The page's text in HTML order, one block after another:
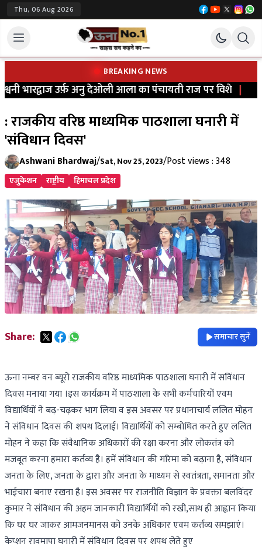
Thu, 06 Aug 2026
BREAKING NEWS
भारद्वाज उर्फ़ अनु देओली आला का पंचायती राज पर विशे |
: राजकीय वरिष्ठ माध्यमिक पाठशाला घनारी में
'संविधान दिवस'
Ashwani Bhardwaj/Sat, Nov 25, 2023/Post views : 348
एजुकेशन राष्ट्रीय हिमाचल प्रदेश
Share: समाचार सुनें
ऊना नम्बर वन ब्यूरो राजकीय वरिष्ठ माध्यमिक पाठशाला घनारी में सविंधान
दिवस मनाया गया ।इस कार्यक्रम में पाठशाला के सभी कर्मचारियों एवम
विद्यार्थियों ने बढ़-चढ़कर भाग लिया व इस अवसर पर प्रधानाचार्य ललित मोहन
ने संविधान दिवस की शपथ दिलाई। विद्यार्थियों को सम्बोधित करते हुए ललित
मोहन ने कहा कि संवैधानिक अधिकारों की रक्षा करना और लोकतंत्र को
मजबूत करना हमारा कर्तव्य है। हमें संविधान की गरिमा को बढ़ाना है, संविधान
जनता के लिए, जनता के द्वारा और जनता के माध्यम से स्वतंत्रता, समानता और
भाईचारा बनाए रखना है। इस अवसर पर राजनीति विज्ञान के प्रवक्ता बलविंदर
कुमार ने संविधान की अहम जानकारी विद्यार्थियों को रखी,साथ ही आह्वान किया
कि घर घर जाकर आमजनमानस को उनके अधिकार एवम कर्तव्य समझाएं।
केप्शन रावमापा घनारी में संविधान दिवस पर शपथ लेते हुए